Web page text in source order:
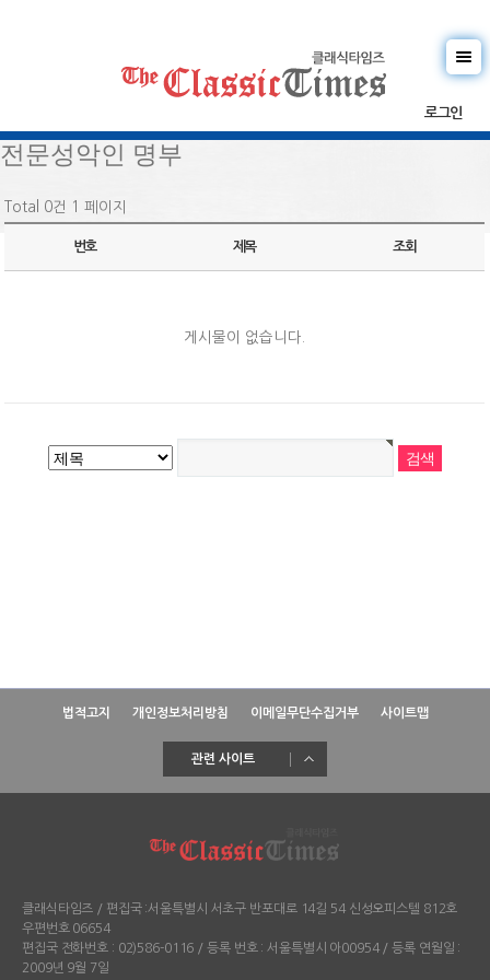
로그인
전문성악인 명부
Total 0건 1 페이지
번호 제목 조회
게시물이 없습니다.
법적고지 개인정보처리방침 이메일무단수집거부 사이트맵
관련 사이트
클래식타임즈 / 편집국 :서울특별시 서초구 반포대로 14길 54 신성오피스텔 812호
우편번호 06654
편집국 전화번호 : 02)586-0116 / 등록 번호 : 서울특별시 아00954 / 등록 연월일 :
2009년 9월 7일